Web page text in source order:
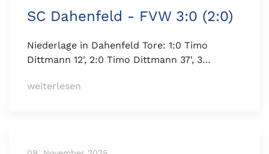
SC Dahenfeld - FVW 3:0 (2:0)
Niederlage in Dahenfeld Tore: 1:0 Timo
Dittmann 12', 2:0 Timo Dittmann 37', 3…
weiterlesen